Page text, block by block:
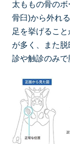
太ももの骨の
骨臼)から外れ
足を挙げるこ
が多く、また
診や触診のみで